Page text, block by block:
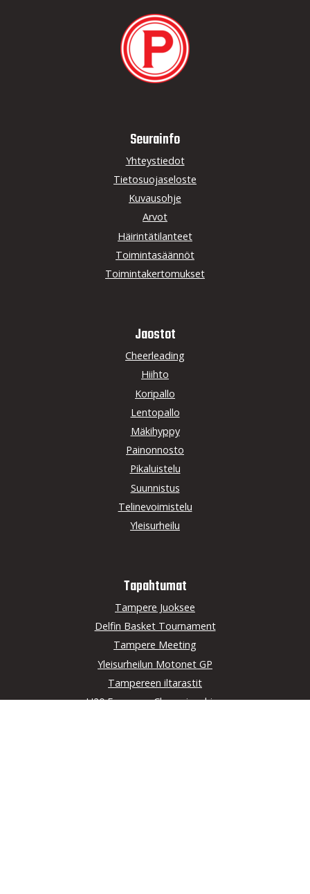
Seurainfo
Yhteystiedot
Tietosuojaseloste
Kuvausohje
Arvot
Häirintätilanteet
Toimintasäännöt
Toimintakertomukset
Jaostot
Cheerleading
Hiihto
Koripallo
Lentopallo
Mäkihyppy
Painonnosto
Pikaluistelu
Suunnistus
Telinevoimistelu
Yleisurheilu
Tapahtumat
Tampere Juoksee
Delfin Basket Tournament
Tampere Meeting
Yleisurheilun Motonet GP
Tampereen iltarastit
U20 European Championships